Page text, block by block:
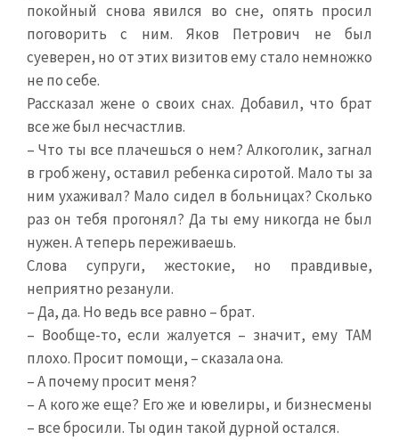
покойный снова явился во сне, опять просил
поговорить с ним. Яков Петрович не был
суеверен, но от этих визитов ему стало немножко
не по себе.
Рассказал жене о своих снах. Добавил, что брат
все же был несчастлив.
– Что ты все плачешься о нем? Алкоголик, загнал
в гроб жену, оставил ребенка сиротой. Мало ты за
ним ухаживал? Мало сидел в больницах? Сколько
раз он тебя прогонял? Да ты ему никогда не был
нужен. А теперь переживаешь.
Слова супруги, жестокие, но правдивые,
неприятно резанули.
– Да, да. Но ведь все равно – брат.
– Вообще-то, если жалуется – значит, ему ТАМ
плохо. Просит помощи, – сказала она.
– А почему просит меня?
– А кого же еще? Его же и ювелиры, и бизнесмены
– все бросили. Ты один такой дурной остался.